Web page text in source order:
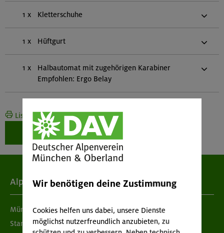
1 x Kletterschuhe
1 x Hüftgurt
1 x
Halbautomat mit zugehörigen Karabiner
Empfohlen: Ergo Belay
Liste drucken
Weiter zur Buchung
Alpenverein
München & Oberland
Standorte
Wir benötigen deine Zustimmung
Cookies helfen uns dabei, unsere Dienste
möglichst nutzerfreundlich anzubieten, zu